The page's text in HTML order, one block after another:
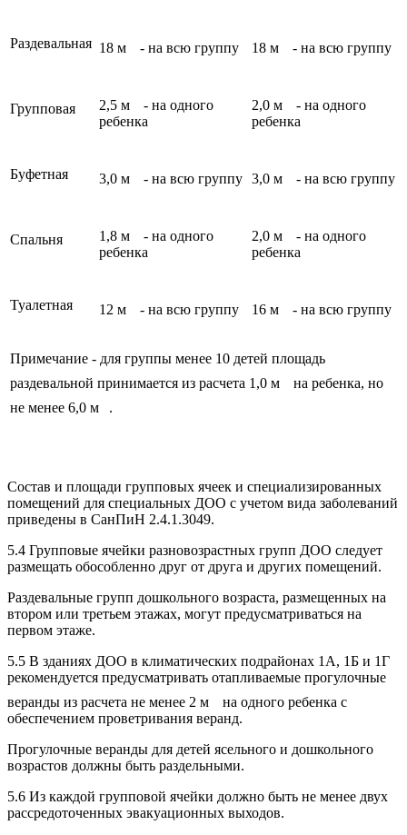
Раздевальная 18 м - на всю группу 18 м - на всю группу
Групповая 2,5 м
- на одного
ребенка
2,0 м
- на одного
ребенка
Буфетная 3,0 м - на всю группу 3,0 м - на всю группу
Спальня 1,8 м
- на одного
ребенка
2,0 м
- на одного
ребенка
Туалетная 12 м - на всю группу 16 м - на всю группу
Примечание - для группы менее 10 детей площадь
раздевальной принимается из расчета 1,0 м
на ребенка, но
не менее 6,0 м
.
Состав и площади групповых ячеек и специализированных
помещений для специальных ДОО с учетом вида заболеваний
приведены в СанПиН 2.4.1.3049.
5.4 Групповые ячейки разновозрастных групп ДОО следует
размещать обособленно друг от друга и других помещений.
Раздевальные групп дошкольного возраста, размещенных на
втором или третьем этажах, могут предусматриваться на
первом этаже.
5.5 В зданиях ДОО в климатических подрайонах 1А, 1Б и 1Г
рекомендуется предусматривать отапливаемые прогулочные
веранды из расчета не менее 2 м
на одного ребенка с
обеспечением проветривания веранд.
Прогулочные веранды для детей ясельного и дошкольного
возрастов должны быть раздельными.
5.6 Из каждой групповой ячейки должно быть не менее двух
рассредоточенных эвакуационных выходов.